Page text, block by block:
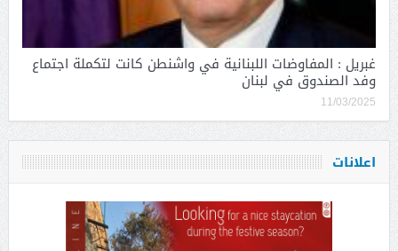
غبريل : المفاوضات اللبنانية في واشنطن كانت لتكملة اجتماع
وفد الصندوق في لبنان
11/03/2025
اعلانات